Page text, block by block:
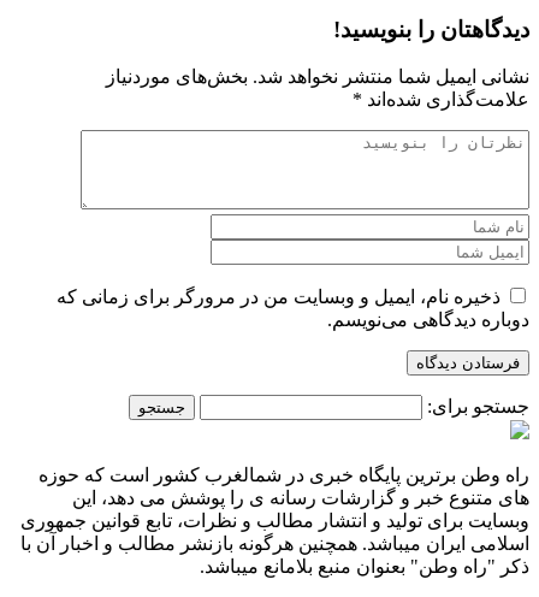
دیدگاهتان را بنویسید!
نشانی ایمیل شما منتشر نخواهد شد. بخش‌های موردنیاز
علامت‌گذاری شده‌اند *
ذخیره نام، ایمیل و وبسایت من در مرورگر برای زمانی که
دوباره دیدگاهی می‌نویسم.
جستجو برای:
راه وطن برترین پایگاه خبری در شمالغرب کشور است که حوزه
های متنوع خبر و گزارشات رسانه ی را پوشش می دهد، این
وبسایت برای تولید و انتشار مطالب و نظرات، تابع قوانین جمهوری
اسلامی ایران میباشد. همچنین هرگونه بازنشر مطالب و اخبار آن با
ذکر "راه وطن" بعنوان منبع بلامانع میباشد.